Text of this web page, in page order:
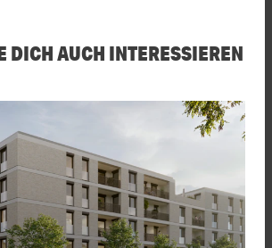
DICH AUCH INTERESSIEREN